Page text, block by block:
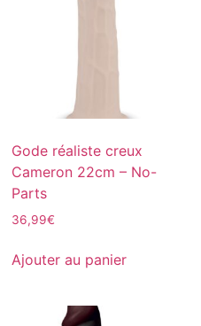
Gode réaliste creux
Cameron 22cm – No-
Parts
36,99€
Ajouter au panier